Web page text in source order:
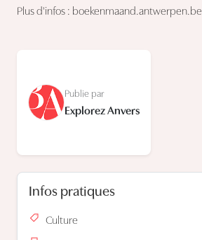
Plus d'infos : boekenmaand.antwerpen.be
Publie par
Explorez Anvers
Infos pratiques
Culture